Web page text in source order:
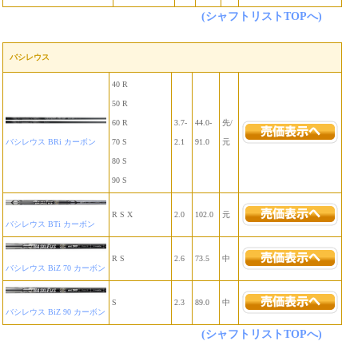
(シャフトリストTOPへ)
バシレウス
バシレウス BRi カーボン
40 R
50 R
60 R
70 S
80 S
90 S
3.7-
2.1
44.0-
91.0
先/
元
バシレウス BTi カーボン
R S X 2.0 102.0 元
バシレウス BiZ 70 カーボン
R S 2.6 73.5 中
バシレウス BiZ 90 カーボン
S 2.3 89.0 中
(シャフトリストTOPへ)